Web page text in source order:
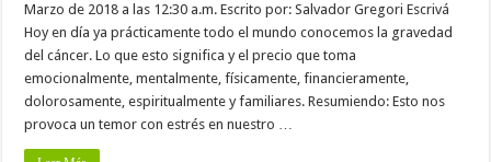
Marzo de 2018 a las 12:30 a.m. Escrito por: Salvador Gregori Escrivá
Hoy en día ya prácticamente todo el mundo conocemos la gravedad
del cáncer. Lo que esto significa y el precio que toma
emocionalmente, mentalmente, físicamente, financieramente,
dolorosamente, espiritualmente y familiares. Resumiendo: Esto nos
provoca un temor con estrés en nuestro …